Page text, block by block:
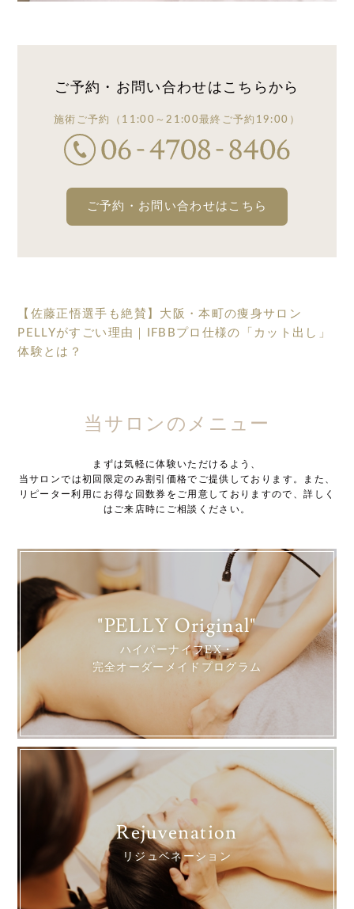
ご予約・お問い合わせはこちらから
施術ご予約 （11:00～21:00最終ご予約19:00）
ご予約・お問い合わせはこちら
【佐藤正悟選手も絶賛】大阪・本町の痩身サロン
PELLYがすごい理由｜IFBBプロ仕様の「カット出し」
体験とは？
当サロンのメニュー
まずは気軽に体験いただけるよう、
当サロンでは初回限定のみ割引価格でご提供しております。また、
リピーター利用にお得な回数券をご用意しておりますので、詳しく
はご来店時にご相談ください。
"PELLY Original"
ハイパーナイフEX・
完全オーダーメイドプログラム
Rejuvenation
リジュベネーション